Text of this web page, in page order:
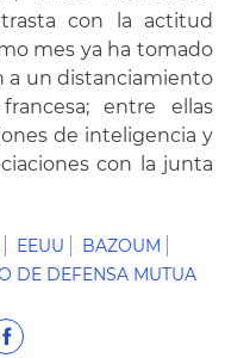
con la actitud
mes ya ha tomado
a un distanciamiento
entre ellas
de inteligencia y
con la junta
EEUU
BAZOUM
DE DEFENSA MUTUA